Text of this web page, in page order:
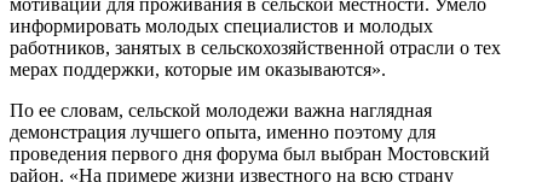
информировать молодых специалистов и молодых
работников, занятых в сельскохозяйственной отрасли о тех
мерах поддержки, которые им оказываются».
По ее словам, сельской молодежи важна наглядная
демонстрация лучшего опыта, именно поэтому для
проведения первого дня форума был выбран Мостовский
район. «На примере жизни известного на всю страну